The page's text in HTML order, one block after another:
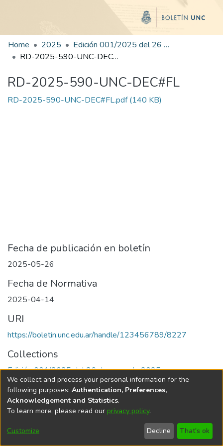
Home 2025
Edición 001/2025 del 26 de mayo de 2025
RD-2025-590-UNC-DEC#FL
RD-2025-590-UNC-DEC#FL
RD-2025-590-UNC-DEC#FL.pdf(140 KB)
Fecha de publicación en boletín
2025-05-26
Fecha de Normativa
2025-04-14
URI
https://boletin.unc.edu.ar/handle/123456789/8227
Collections
Edición 001/2025 del 26 de mayo de 2025
Universidad Nacional de Córdoba
We collect and process your personal information for the
following purposes: Authentication, Preferences,
Acknowledgement and Statistics.
To learn more, please read our privacy policy.
Customize Decline That's ok